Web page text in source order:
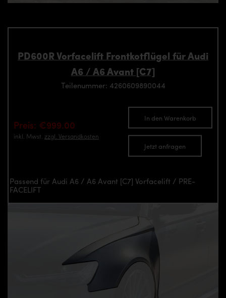
PD600R Vorfacelift Frontkotflügel für Audi
A6 / A6 Avant [C7]
Teilenummer: 4260609890044
Preis: €999.00
inkl. Mwst. zzgl. Versandkosten
In den Warenkorb
Jetzt anfragen
Passend für Audi A6 / A6 Avant [C7] Vorfacelift / PRE-
FACELIFT